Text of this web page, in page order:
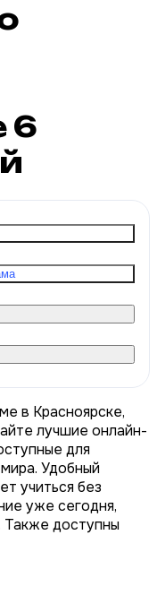
6
в Красноярске,
лучшие онлайн-
для
Удобный
учиться без
уже сегодня,
Также доступны